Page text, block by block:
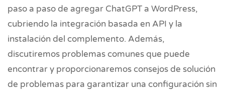
paso a paso de agregar ChatGPT a WordPress,
cubriendo la integración basada en API y la
instalación del complemento. Además,
discutiremos problemas comunes que puede
encontrar y proporcionaremos consejos de solución
de problemas para garantizar una configuración sin